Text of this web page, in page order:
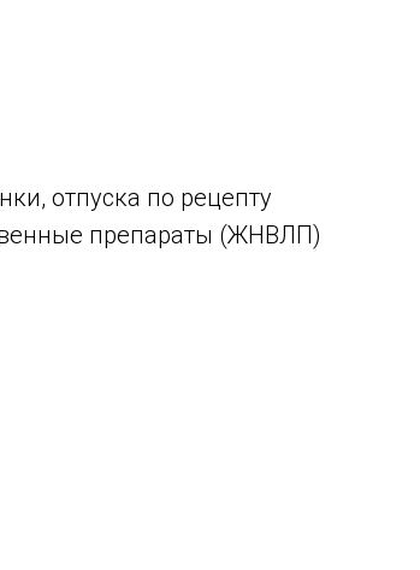
отпуска по рецепту
препараты (ЖНВЛП)